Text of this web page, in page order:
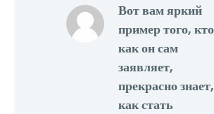
Вот вам яркий
пример того, кто
как он сам
заявляет,
прекрасно знает,
как стать